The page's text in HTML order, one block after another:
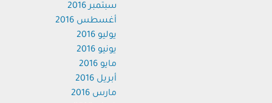
سبتمبر 2016
أغسطس 2016
يوليو 2016
يونيو 2016
مايو 2016
أبريل 2016
مارس 2016